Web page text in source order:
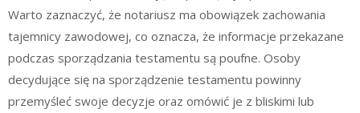
Warto zaznaczyć, że notariusz ma obowiązek zachowania
tajemnicy zawodowej, co oznacza, że informacje przekazane
podczas sporządzania testamentu są poufne. Osoby
decydujące się na sporządzenie testamentu powinny
przemyśleć swoje decyzje oraz omówić je z bliskimi lub